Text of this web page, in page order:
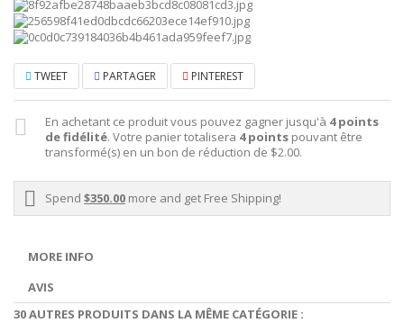
TWEET PARTAGER PINTEREST
En achetant ce produit vous pouvez gagner jusqu'à 4points
de fidélité. Votre panier totalisera 4points pouvant être
transformé(s) en un bon de réduction de $2.00.
Spend $350.00 more and get Free Shipping!
MORE INFO
AVIS
30 AUTRES PRODUITS DANS LA MÊME CATÉGORIE :